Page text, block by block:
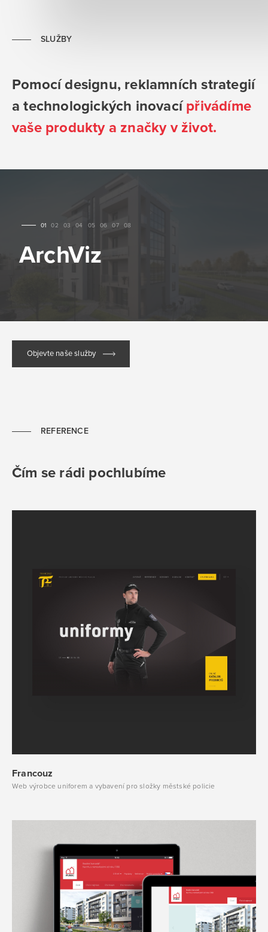
SLUŽBY
Pomocí designu, reklamních strategií
a technologických inovacípřivádíme
vaše produkty a značky v život.
ArchViz
01 02 03 04 05 06 07 08
Objevte naše služby
REFERENCE
Čím se rádi pochlubíme
Francouz
Web výrobce uniforem a vybavení pro složky městské policie